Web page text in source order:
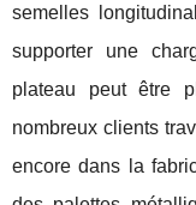
semelles
supporter une
plateau peut être
nombreux clients
encore dans la